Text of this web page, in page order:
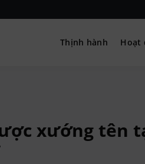
– Hướng nghiệpThịnh hành Hoạt
xướng tên